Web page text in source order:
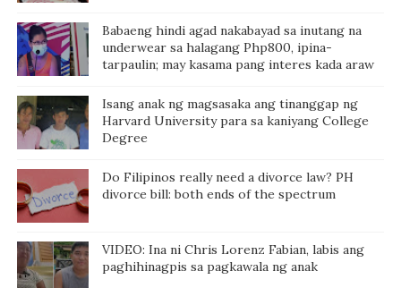
Babaeng hindi agad nakabayad sa inutang na
underwear sa halagang Php800, ipina-
tarpaulin; may kasama pang interes kada araw
Isang anak ng magsasaka ang tinanggap ng
Harvard University para sa kaniyang College
Degree
Do Filipinos really need a divorce law? PH
divorce bill: both ends of the spectrum
VIDEO: Ina ni Chris Lorenz Fabian, labis ang
paghihinagpis sa pagkawala ng anak